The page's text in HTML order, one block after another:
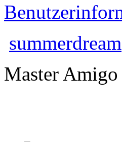
summerdream
Master Amigo